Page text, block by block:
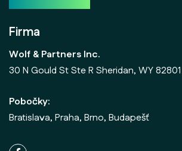
Firma
Wolf & Partners Inc.
30 N Gould St Ste R Sheridan, WY
Pobočky:
Bratislava, Praha, Brno, Budapešť